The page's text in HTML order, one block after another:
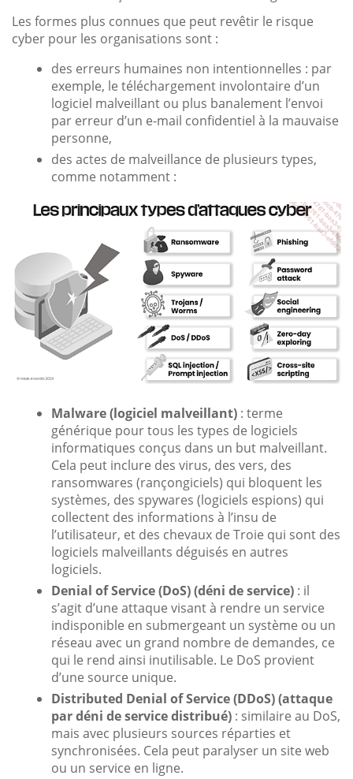
Les formes plus connues que peut revêtir le risque
cyber pour les organisations sont :
des erreurs humaines non intentionnelles : par
exemple, le téléchargement involontaire d’un
logiciel malveillant ou plus banalement l’envoi
par erreur d’un e-mail confidentiel à la mauvaise
personne,
des actes de malveillance de plusieurs types,
comme notamment :
Malware (logiciel malveillant) : terme
générique pour tous les types de logiciels
informatiques conçus dans un but malveillant.
Cela peut inclure des virus, des vers, des
ransomwares (rançongiciels) qui bloquent les
systèmes, des spywares (logiciels espions) qui
collectent des informations à l’insu de
l’utilisateur, et des chevaux de Troie qui sont des
logiciels malveillants déguisés en autres
logiciels.
Denial of Service (DoS) (déni de service) : il
s’agit d’une attaque visant à rendre un service
indisponible en submergeant un système ou un
réseau avec un grand nombre de demandes, ce
qui le rend ainsi inutilisable. Le DoS provient
d’une source unique.
Distributed Denial of Service (DDoS) (attaque
par déni de service distribué) : similaire au DoS,
mais avec plusieurs sources réparties et
synchronisées. Cela peut paralyser un site web
ou un service en ligne.